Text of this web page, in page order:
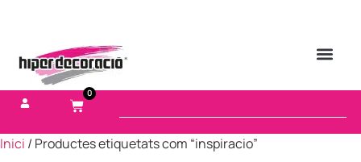
0
Inici / Productes etiquetats com “inspiracio”